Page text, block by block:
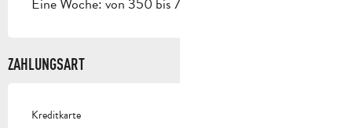
ZAHLUNGSART
Kreditkarte